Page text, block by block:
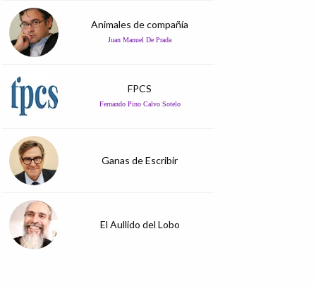
Animales de compañía
Juan Manuel De Prada
FPCS
Fernando Pino Calvo Sotelo
Ganas de Escribir
El Aullido del Lobo